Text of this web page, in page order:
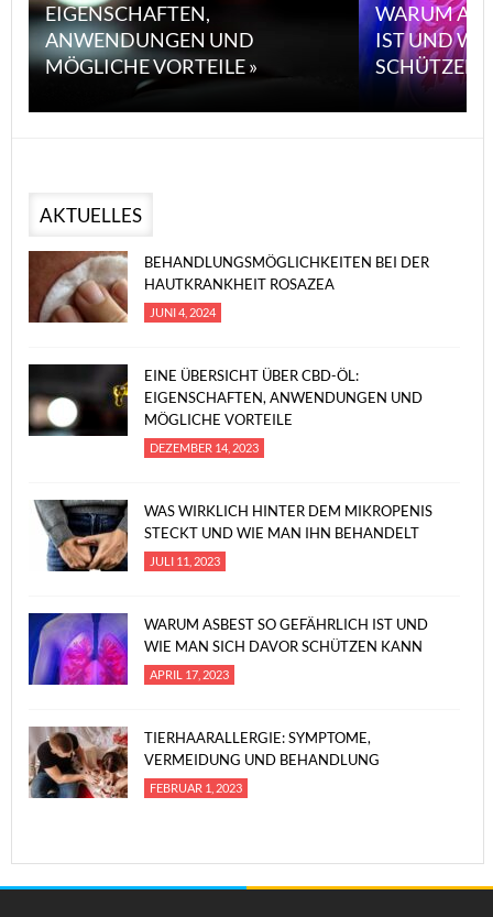
EIGENSCHAFTEN,
ANWENDUNGEN UND
MÖGLICHE VORTEILE »
WARUM
IST UND
SCHÜTZEN
AKTUELLES
BEHANDLUNGSMÖGLICHKEITEN BEI DER
HAUTKRANKHEIT ROSAZEA
JUNI 4, 2024
EINE ÜBERSICHT ÜBER CBD-ÖL:
EIGENSCHAFTEN, ANWENDUNGEN UND
MÖGLICHE VORTEILE
DEZEMBER 14, 2023
WAS WIRKLICH HINTER DEM MIKROPENIS
STECKT UND WIE MAN IHN BEHANDELT
JULI 11, 2023
WARUM ASBEST SO GEFÄHRLICH IST UND
WIE MAN SICH DAVOR SCHÜTZEN KANN
APRIL 17, 2023
TIERHAARALLERGIE: SYMPTOME,
VERMEIDUNG UND BEHANDLUNG
FEBRUAR 1, 2023